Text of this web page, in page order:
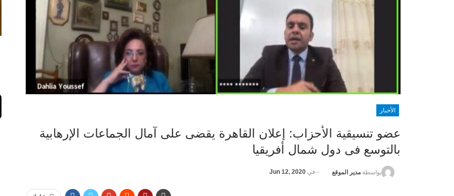
الأخبار
عضو تنسيقية الأحزاب: إعلان القاهرة يقضى على آمال الجماعات الإرهابية
بالتوسع فى دول شمال أفريقيا
بواسطة مدير الموقع في Jun 12, 2020